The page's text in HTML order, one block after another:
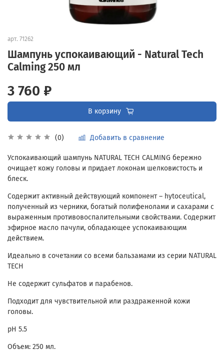
арт. 71262
Шампунь успокаивающий - Natural Tech
Calming 250 мл
(0) Добавить в сравнение
3 760 ₽
В корзину
Успокаивающий шампунь NATURAL TECH CALMING бережно
очищает кожу головы и придает локонам шелковистость и
блеск.
Содержит активный действующий компонент – hytoceutical,
полученный из черники, богатый полифенолами и сахарами с
выраженным противовоспалительными свойствами. Содержит
эфирное масло пачули, обладающее успокаивающим
действием.
Идеально в сочетании со всеми бальзамами из серии NATURAL
TECH
Не содержит сульфатов и парабенов.
Подходит для чувствительной или раздраженной кожи
головы.
pН 5.5
Объем: 250 мл.